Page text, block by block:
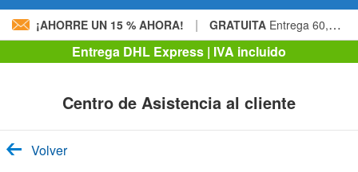
¡AHORRE UN 15 % AHORA! | GRATUITA Entrega 60,00 € »
Entrega DHL Express | IVA incluido
Centro de Asistencia al cliente
Volver